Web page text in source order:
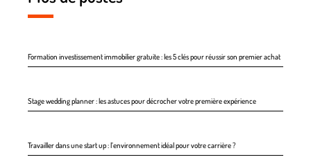
Formation investissement immobilier gratuite : les 5 clés pour réussir son premier achat
Stage wedding planner : les astuces pour décrocher votre première expérience
Travailler dans une start up : l’environnement idéal pour votre carrière ?